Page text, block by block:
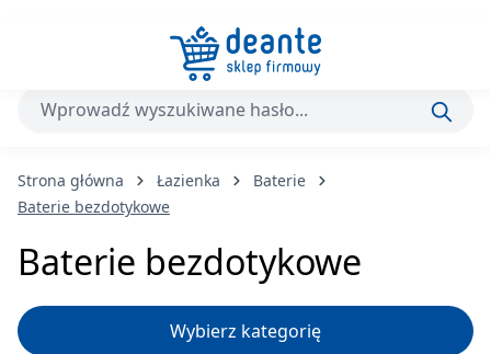
Przejdź do głównej zawartości
Strona główna Łazienka
Baterie
Baterie bezdotykowe
Baterie bezdotykowe
Wybierz kategorię